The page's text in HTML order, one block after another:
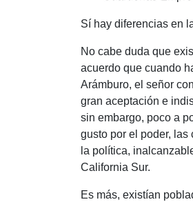
Sí hay diferencias en
No cabe duda que
acuerdo que cuando
Arámburo, el señor
gran aceptación e
sin embargo, poco a
gusto por el poder,
la política,
California Sur.
Es más, existían